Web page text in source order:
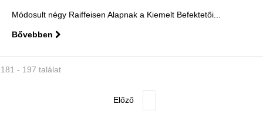
Módosult négy Raiffeisen Alapnak a Kiemelt Befektetői...
Bővebben
181 - 197 találat